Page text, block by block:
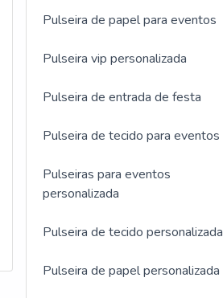
Pulseira de papel para eventos
Pulseira vip personalizada
Pulseira de entrada de festa
Pulseira de tecido para eventos
Pulseiras para eventos
personalizada
Pulseira de tecido personalizada
Pulseira de papel personalizada